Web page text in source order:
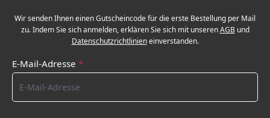
Wir senden Ihnen einen Gutscheincode für die erste Bestellung per Mail
zu. Indem Sie sich anmelden, erklären Sie sich mit unserenAGBund
Datenschutzrichtlinieneinverstanden.
E-Mail-Adresse *